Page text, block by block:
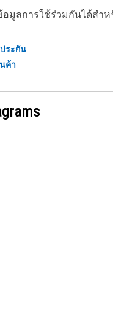
มูลการใช้ร่วมกันได้สำ
ระกัน
ค้า